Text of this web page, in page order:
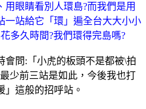
眼睛看別人環島?而我們是用
一站給它「環」遍全台大大小小
多久時間?我們環得完島嗎?
會問:「小虎的板頭不是都被\拍
少前三站是如此，今後我也打
」這般的招呼站。